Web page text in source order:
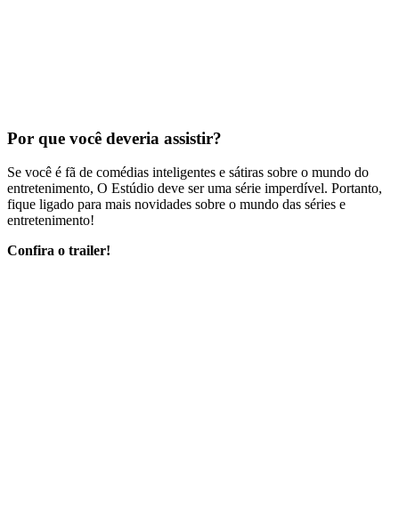
Por que você deveria assistir?
Se você é fã de comédias inteligentes e sátiras sobre o mundo do
entretenimento, O Estúdio deve ser uma série imperdível. Portanto,
fique ligado para mais novidades sobre o mundo das séries e
entretenimento!
Confira o trailer!